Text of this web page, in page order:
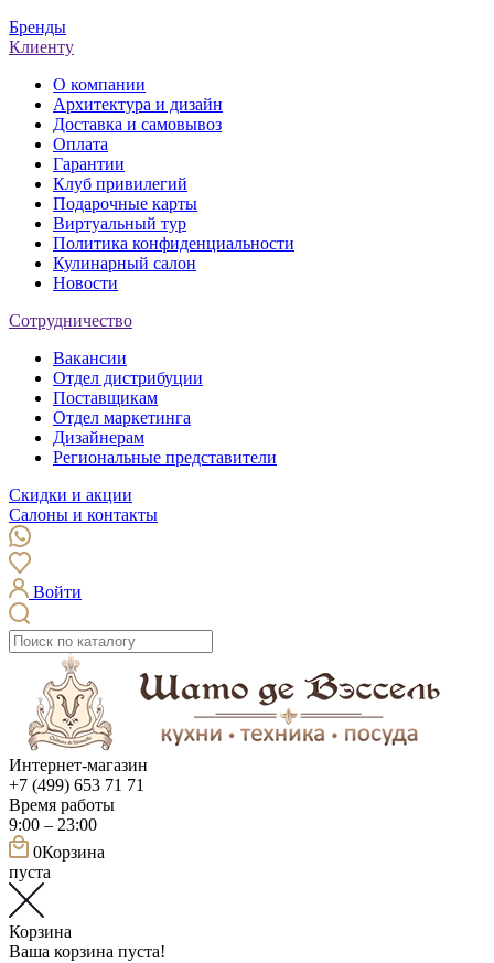
Бренды
Клиенту
О компании
Архитектура и дизайн
Доставка и самовывоз
Оплата
Гарантии
Клуб привилегий
Подарочные карты
Виртуальный тур
Политика конфиденциальности
Кулинарный салон
Новости
Сотрудничество
Вакансии
Отдел дистрибуции
Поставщикам
Отдел маркетинга
Дизайнерам
Региональные представители
Скидки и акции
Салоны и контакты
Войти
Интернет-магазин
+7 (499) 653 71 71
Время работы
9:00 – 23:00
0Корзина
пуста
Корзина
Ваша корзина пуста!